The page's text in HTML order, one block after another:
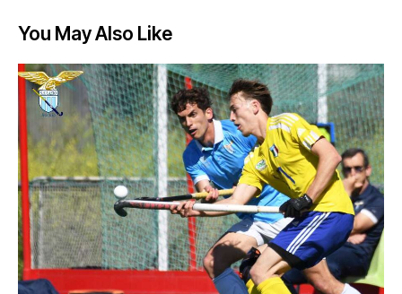
You May Also Like